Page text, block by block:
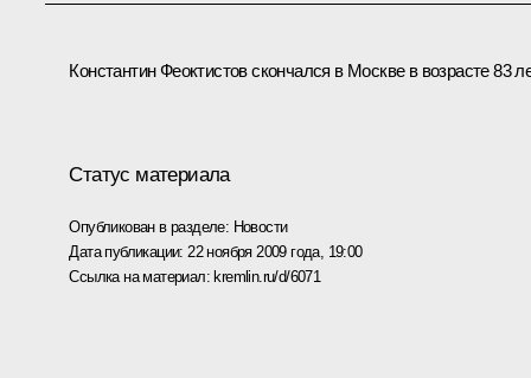
Константин Феоктистов скончался в Москве в возрасте 83
Статус материала
Опубликован в разделе: Новости
Дата публикации: 22 ноября 2009 года, 19:00
Ссылка на материал:kremlin.ru/d/6071